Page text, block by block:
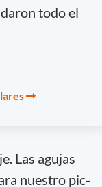
todo el
Las agujas
nuestro pic-